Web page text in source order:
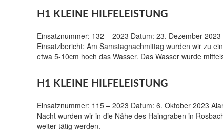
H1 KLEINE HILFELEISTUNG
Einsatznummer: 132 – 2023 Datum: 23. Dezember
Einsatzbericht: Am Samstagnachmittag wurden wir zu
etwa 5-10cm hoch das Wasser. Das Wasser wurde
H1 KLEINE HILFELEISTUNG
Einsatznummer: 115 – 2023 Datum: 6. Oktober 2023
Nacht wurden wir in die Nähe des Haingraben in
weiter tätig werden.